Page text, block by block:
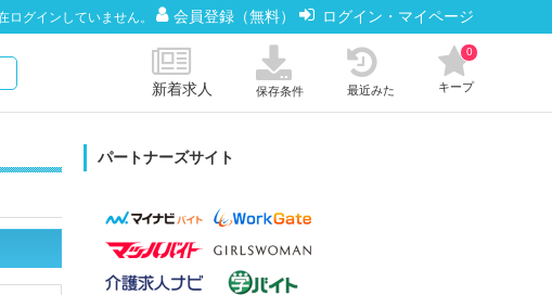
ログインしていません。 会員登録（無料） ログイン・マイページ
新着求人 保存条件 最近みた キープ
0
パートナーズサイト